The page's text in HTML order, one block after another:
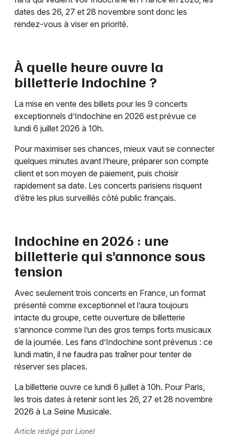
dates des 26, 27 et 28 novembre sont donc les
rendez-vous à viser en priorité.
À quelle heure ouvre la
billetterie Indochine ?
La mise en vente des billets pour les 9 concerts
exceptionnels d’Indochine en 2026 est prévue ce
lundi 6 juillet 2026 à 10h.
Pour maximiser ses chances, mieux vaut se connecter
quelques minutes avant l’heure, préparer son compte
client et son moyen de paiement, puis choisir
rapidement sa date. Les concerts parisiens risquent
d’être les plus surveillés côté public français.
Indochine en 2026 : une
billetterie qui s’annonce sous
tension
Avec seulement trois concerts en France, un format
présenté comme exceptionnel et l’aura toujours
intacte du groupe, cette ouverture de billetterie
s’annonce comme l’un des gros temps forts musicaux
de la journée. Les fans d’Indochine sont prévenus : ce
lundi matin, il ne faudra pas traîner pour tenter de
réserver ses places.
La billetterie ouvre ce lundi 6 juillet à 10h. Pour Paris,
les trois dates à retenir sont les 26, 27 et 28 novembre
2026 à La Seine Musicale.
Article rédigé par Lionel